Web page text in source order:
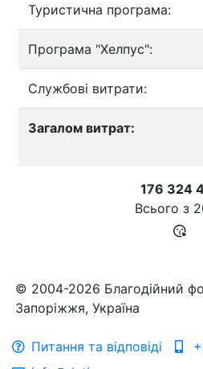
Туристична програма:
Програма "Хелпус":
Службові витрати:
Загалом витрат:
176 324
Всього з
© 2004-2026 Благодійний
Запоріжжя, Україна
Питання та відповіді